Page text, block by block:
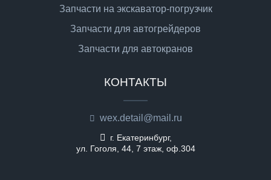
Запчасти на экскаватор-погрузчик
Запчасти для автогрейдеров
Запчасти для автокранов
КОНТАКТЫ
wex.detail@mail.ru
г. Екатеринбург,
ул. Гоголя, 44, 7 этаж, оф.304